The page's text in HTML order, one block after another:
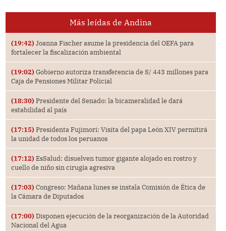
Más leídas de Andina
(19:42) Joanna Fischer asume la presidencia del OEFA para
fortalecer la fiscalización ambiental
(19:02) Gobierno autoriza transferencia de S/ 443 millones para
Caja de Pensiones Militar Policial
(18:30) Presidente del Senado: la bicameralidad le dará
estabilidad al país
(17:15) Presidenta Fujimori: Visita del papa León XIV permitirá
la unidad de todos los peruanos
(17:12) EsSalud: disuelven tumor gigante alojado en rostro y
cuello de niño sin cirugía agresiva
(17:03) Congreso: Mañana lunes se instala Comisión de Ética de
la Cámara de Diputados
(17:00) Disponen ejecución de la reorganización de la Autoridad
Nacional del Agua